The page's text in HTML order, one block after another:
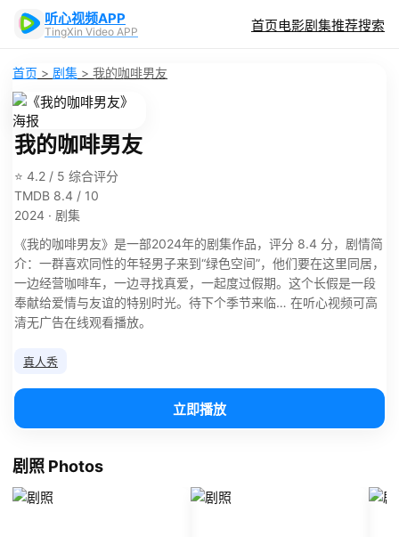
听心视频APP
TingXin Video APP 首页电影剧集推荐搜索
首页 > 剧集 > 我的咖啡男友
我的咖啡男友
⭐ 4.2 / 5 综合评分
TMDB 8.4 / 10
2024 · 剧集
《我的咖啡男友》是一部2024年的剧集作品，评分 8.4 分，剧情简
介：一群喜欢同性的年轻男子来到“绿色空间”，他们要在这里同居，
一边经营咖啡车，一边寻找真爱，一起度过假期。这个长假是一段
奉献给爱情与友谊的特别时光。待下个季节来临… 在听心视频可高
清无广告在线观看播放。
真人秀
立即播放
剧照 Photos